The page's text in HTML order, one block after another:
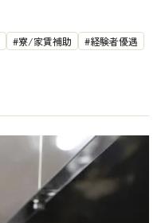
寮/家賃補助
経験者優遇